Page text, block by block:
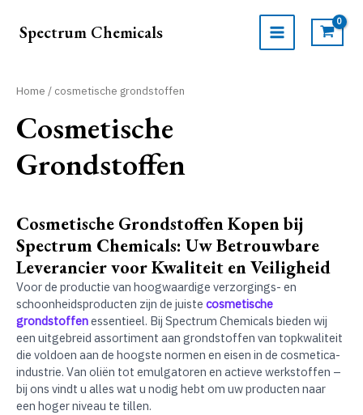
naarSpectrum Chemicals
MAIN
Home / cosmetische grondstoffen
Cosmetische
Grondstoffen
Cosmetische Grondstoffen Kopen bij
Spectrum Chemicals: Uw Betrouwbare
Leverancier voor Kwaliteit en Veiligheid
Voor de productie van hoogwaardige verzorgings- en
schoonheidsproducten zijn de juiste cosmetische
grondstoffenessentieel. Bij Spectrum Chemicals bieden wij
een uitgebreid assortiment aan grondstoffen van topkwaliteit
die voldoen aan de hoogste normen en eisen in de cosmetica-
industrie. Van oliën tot emulgatoren en actieve werkstoffen –
bij ons vindt u alles wat u nodig hebt om uw producten naar
een hoger niveau te tillen.